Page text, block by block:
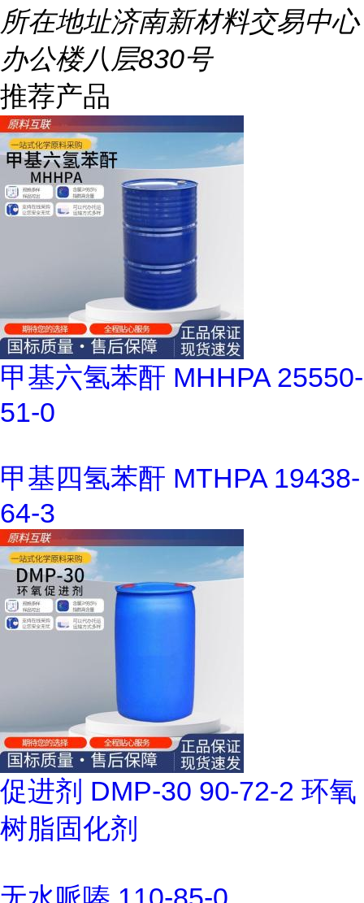
所在地址济南新材料交易中心
办公楼八层830号
推荐产品
甲基六氢苯酐 MHHPA 25550-
51-0
甲基四氢苯酐 MTHPA 19438-
64-3
促进剂 DMP-30 90-72-2 环氧
树脂固化剂